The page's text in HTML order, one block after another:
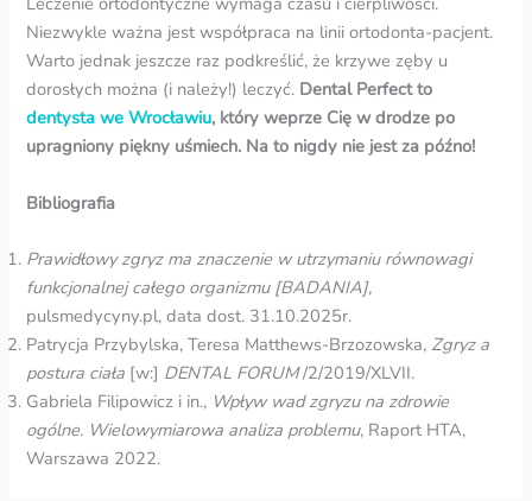
Niezwykle ważna jest współpraca na linii ortodonta-pacjent.
Warto jednak jeszcze raz podkreślić, że krzywe zęby u
dorosłych można (i należy!) leczyć. Dental Perfect to
dentysta we Wrocławiu, który weprze Cię w drodze po
upragniony piękny uśmiech. Na to nigdy nie jest za późno!
Bibliografia
Prawidłowy zgryz ma znaczenie w utrzymaniu równowagi
funkcjonalnej całego organizmu [BADANIA],
pulsmedycyny.pl, data dost. 31.10.2025r.
Patrycja Przybylska, Teresa Matthews-Brzozowska, Zgryz a
postura ciała [w:] DENTAL FORUM/2/2019/XLVII.
Gabriela Filipowicz i in., Wpływ wad zgryzu na zdrowie
ogólne. Wielowymiarowa analiza problemu, Raport HTA,
Warszawa 2022.